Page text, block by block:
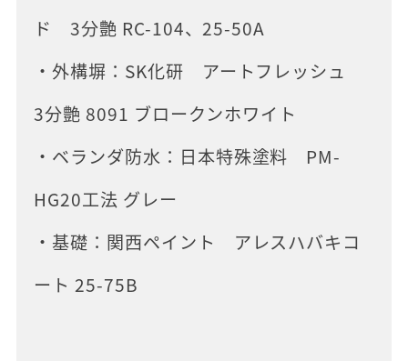
ド 3分艶 RC-104、25-50A
・外構塀：SK化研 アートフレッシュ
3分艶 8091 ブロークンホワイト
・ベランダ防水：日本特殊塗料 PM-
HG20工法 グレー
・基礎：関西ペイント アレスハバキコ
ート 25-75B